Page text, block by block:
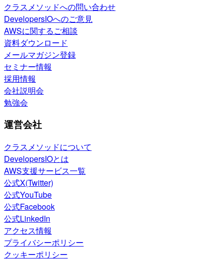
クラスメソッドへの問い合わせ
DevelopersIOへのご意見
AWSに関するご相談
資料ダウンロード
メールマガジン登録
セミナー情報
採用情報
会社説明会
勉強会
運営会社
クラスメソッドについて
DevelopersIOとは
AWS支援サービス一覧
公式X(Twitter)
公式YouTube
公式Facebook
公式LinkedIn
アクセス情報
プライバシーポリシー
クッキーポリシー